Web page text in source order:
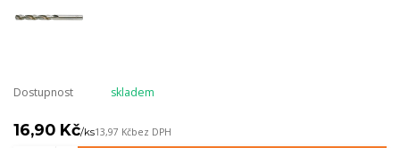
Dostupnost skladem
16,90 Kč/ks13,97 Kčbez DPH